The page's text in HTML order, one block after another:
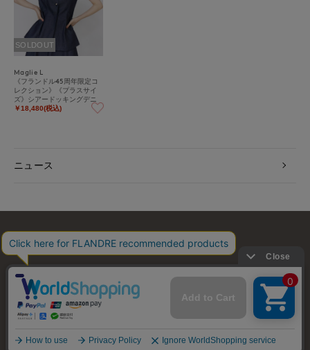
SOLDOUT
Maglie L
《フランドル45周年限定コ
レクション》《プラスサイ
ズ》シアードッキングデニ
ムジレ《M Maglie le casset
￥18,480(税込)
ニュース
お問い合わせ 利用規約 会社概要 プライバシーポリシー
特定商取引・古物営業法に基づく表示 店舗リスト